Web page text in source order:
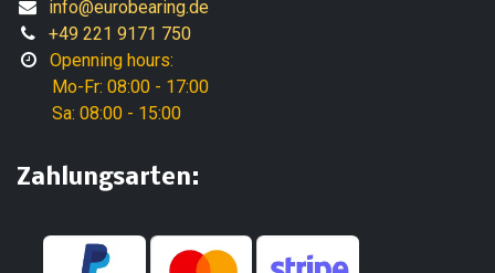
info@eurobearing.de
+49 221 9171 750
Openning hours:
Mo-Fr: 08:00 - 17:00
Sa: 08:00 - 15:00
Zahlungsarten: